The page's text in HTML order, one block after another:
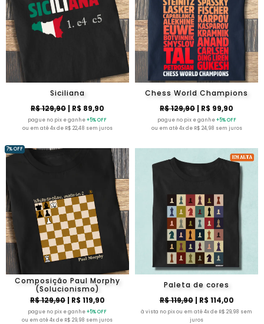
Siciliana
R$ 129,90| R$ 89,90
pague no pix e ganhe+5% OFF
ou em até 4x de R$ 22,48 sem juros
Chess World Champions
R$ 129,90| R$ 99,90
pague no pix e ganhe+5% OFF
ou em até 4x de R$ 24,98 sem juros
Composição Paul Morphy
(Solucionismo)
R$ 129,90| R$ 119,90
pague no pix e ganhe+5% OFF
ou em até 4x de R$ 29,98 sem juros
7% OFF
Paleta de cores
R$ 119,90| R$ 114,00
à vista no pix ou em até 4x de R$ 29,98 sem
juros